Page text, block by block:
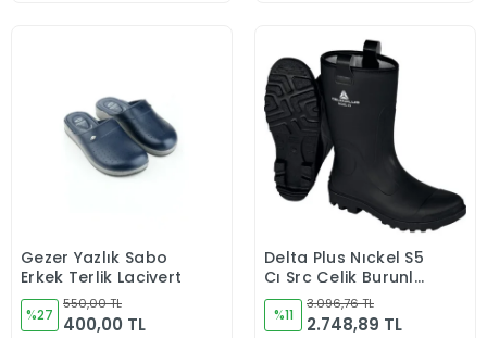
Sepete Ekle
Gezer Yazlık Sabo
Erkek Terlik Lacivert
%27
550,00 TL
400,00 TL
Sepete Ekle
Delta Plus Nıckel S5
Cı Src Çelik Burunlu
ve Tabanlı Iş
Çizmesi SİYAH
%11
3.096,76 TL
2.748,89 TL